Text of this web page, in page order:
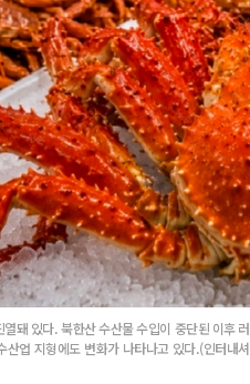
돼 있다. 북한산 수산물 수입이 중단된 이후 러
업 지형에도 변화가 나타나고 있다.(인터내셔